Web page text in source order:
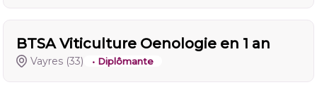
BTSA Viticulture Oenologie en 1 an
Vayres (33) • Diplômante